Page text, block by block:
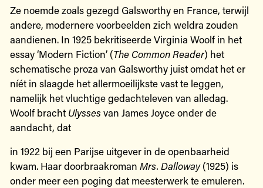
Ze noemde zoals gezegd Galsworthy en France, terwijl
andere, modernere voorbeelden zich weldra zouden
aandienen. In 1925 bekritiseerde Virginia Woolf in het
essay ‘Modern Fiction’ (The Common Reader) het
schematische proza van Galsworthy juist omdat het er
níét in slaagde het allermoeilijkste vast te leggen,
namelijk het vluchtige gedachteleven van alledag.
Woolf bracht Ulysses van James Joyce onder de
aandacht, dat
in 1922 bij een Parijse uitgever in de openbaarheid
kwam. Haar doorbraakroman Mrs. Dalloway(1925) is
onder meer een poging dat meesterwerk te emuleren.